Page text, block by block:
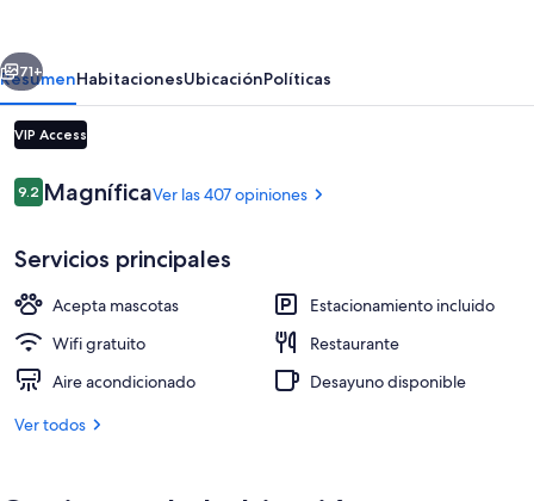
Miraflores
Hotel
Bar (en la propiedad)
Siguiente
71+
ResumenHabitacionesUbicaciónPolíticas
VIP Access
Opiniones
9.29.2 de 10,
MagníficaVer las 407 opiniones
Servicios principales
Acepta mascotas
Estacionamiento incluido
Wifi gratuito
Restaurante
Aire acondicionado
Desayuno disponible
Ver todos